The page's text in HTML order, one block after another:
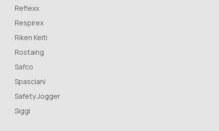
Reflexx
Respirex
Riken Keiti
Rostaing
Safco
Spasciani
Safety Jogger
Siggi